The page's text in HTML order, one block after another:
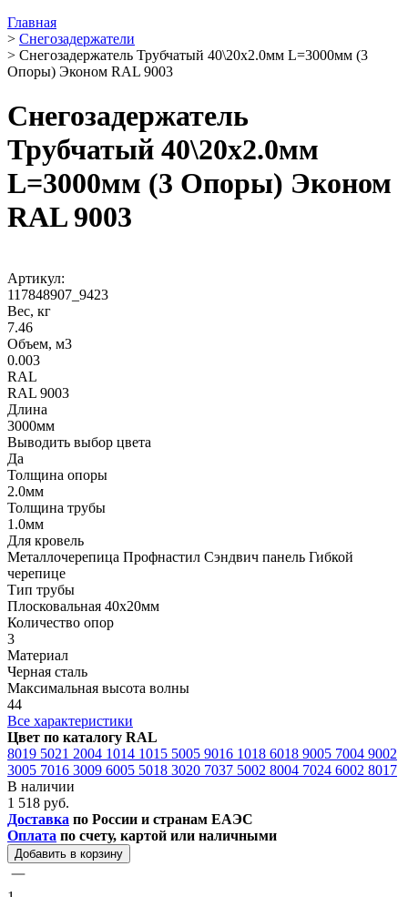
Главная
> Снегозадержатели
> Снегозадержатель Трубчатый 40\20х2.0мм L=3000мм (3
Опоры) Эконом RAL 9003
Снегозадержатель
Трубчатый 40\20х2.0мм
L=3000мм (3 Опоры) Эконом
RAL 9003
Артикул:
117848907_9423
Вес, кг
7.46
Объем, м3
0.003
RAL
RAL 9003
Длина
3000мм
Выводить выбор цвета
Да
Толщина опоры
2.0мм
Толщина трубы
1.0мм
Для кровель
Металлочерепица Профнастил Сэндвич панель Гибкой
черепице
Тип трубы
Плосковальная 40х20мм
Количество опор
3
Материал
Черная сталь
Максимальная высота волны
44
Все характеристики
Цвет по каталогу RAL
8019 5021 2004 1014 1015 5005 9016 1018 6018 9005 7004 9002
3005 7016 3009 6005 5018 3020 7037 5002 8004 7024 6002 8017
В наличии
1 518 руб.
Доставка по России и странам ЕАЭС
Оплата по счету, картой или наличными
Добавить в корзину